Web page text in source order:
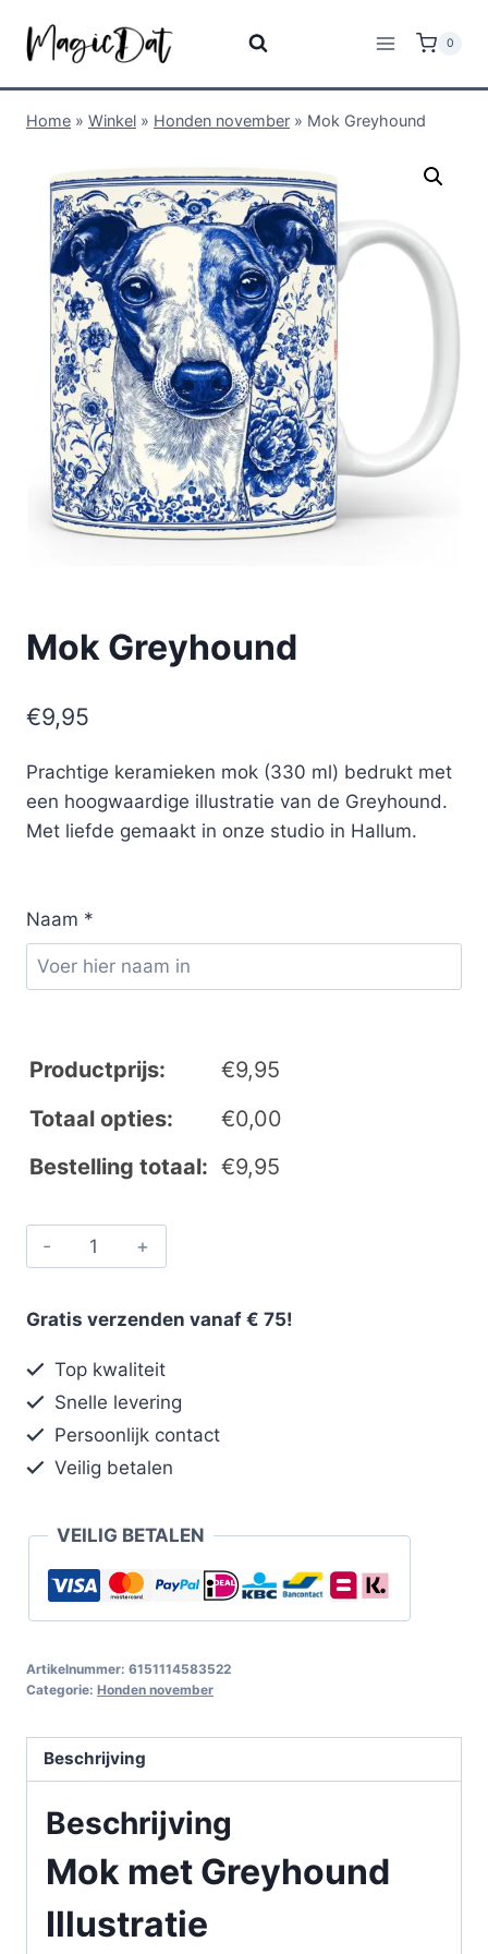
0
Home » Winkel » Honden november » Mok Greyhound
Mok Greyhound
€9,95
Prachtige keramieken mok (330 ml) bedrukt met
een hoogwaardige illustratie van de Greyhound.
Met liefde gemaakt in onze studio in Hallum.
Naam *
Productprijs: €9,95
Totaal opties:
€0,00
Bestelling totaal: €9,95
Gratis verzenden vanaf € 75!
Top kwaliteit
Snelle levering
Persoonlijk contact
Veilig betalen
VEILIG BETALEN
Artikelnummer: 6151114583522
Categorie: Honden november
Beschrijving
Beschrijving
Mok met Greyhound
Illustratie